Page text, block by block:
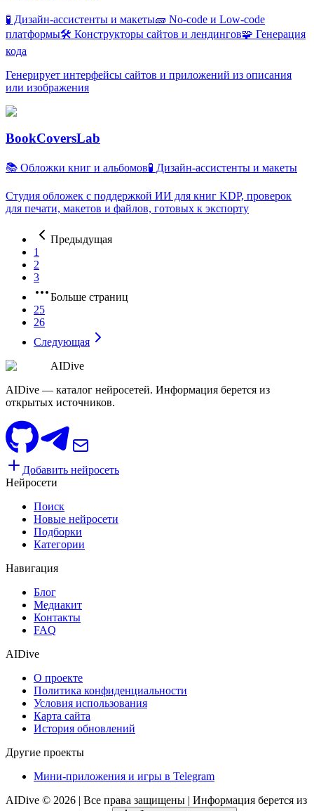
🧪 Дизайн-ассистенты и макеты🧱 No-code и Low-code
платформы🛠️ Конструкторы сайтов и лендингов🧩 Генерация
кода
Генерирует интерфейсы сайтов и приложений из описания
или изображения
BookCoversLab
📚 Обложки книг и альбомов🧪 Дизайн-ассистенты и макеты
Студия обложек с поддержкой ИИ для книг KDP, проверок
для печати, макетов и файлов, готовых к экспорту
Предыдущая
1
2
3
Больше страниц
25
26
Следующая
AIDive
AIDive — каталог нейросетей. Информация берется из
открытых источников.
Добавить нейросеть
Нейросети
Поиск
Новые нейросети
Подборки
Категории
Навигация
Блог
Медиакит
Контакты
FAQ
AIDive
О проекте
Политика конфиденциальности
Условия использования
Карта сайта
История обновлений
Другие проекты
Мини-приложения и игры в Telegram
AIDive © 2026 | Все права защищены | Информация берется из